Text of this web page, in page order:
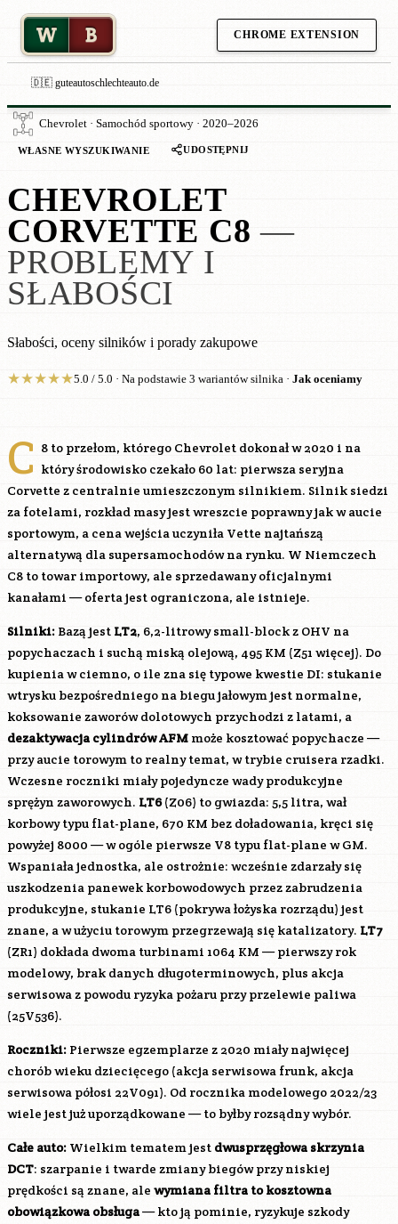
W B CHROME EXTENSION
🇩🇪 guteautoschlechteauto.de
Chevrolet · Samochód sportowy · 2020–2026
WŁASNE WYSZUKIWANIE UDOSTĘPNIJ
CHEVROLET
CORVETTE C8 —
PROBLEMY I
SŁABOŚCI
Słabości, oceny silników i porady zakupowe
★★★★★5.0 / 5.0 · Na podstawie 3 wariantów silnika · Jak oceniamy
C 8 to przełom, którego Chevrolet dokonał w 2020 i na
który środowisko czekało 60 lat: pierwsza seryjna
Corvette z centralnie umieszczonym silnikiem. Silnik siedzi
za fotelami, rozkład masy jest wreszcie poprawny jak w aucie
sportowym, a cena wejścia uczyniła Vette najtańszą
alternatywą dla supersamochodów na rynku. W Niemczech
C8 to towar importowy, ale sprzedawany oficjalnymi
kanałami — oferta jest ograniczona, ale istnieje.
Silniki: Bazą jest LT2, 6,2-litrowy small-block z OHV na
popychaczach i suchą miską olejową, 495 KM (Z51 więcej). Do
kupienia w ciemno, o ile zna się typowe kwestie DI: stukanie
wtrysku bezpośredniego na biegu jałowym jest normalne,
koksowanie zaworów dolotowych przychodzi z latami, a
dezaktywacja cylindrów AFM może kosztować popychacze —
przy aucie torowym to realny temat, w trybie cruisera rzadki.
Wczesne roczniki miały pojedyncze wady produkcyjne
sprężyn zaworowych. LT6(Z06) to gwiazda: 5,5 litra, wał
korbowy typu flat-plane, 670 KM bez doładowania, kręci się
powyżej 8000 — w ogóle pierwsze V8 typu flat-plane w GM.
Wspaniała jednostka, ale ostrożnie: wcześnie zdarzały się
uszkodzenia panewek korbowodowych przez zabrudzenia
produkcyjne, stukanie LT6 (pokrywa łożyska rozrządu) jest
znane, a w użyciu torowym przegrzewają się katalizatory. LT7
(ZR1) dokłada dwoma turbinami 1064 KM — pierwszy rok
modelowy, brak danych długoterminowych, plus akcja
serwisowa z powodu ryzyka pożaru przy przelewie paliwa
(25V536).
Roczniki: Pierwsze egzemplarze z 2020 miały najwięcej
chorób wieku dziecięcego (akcja serwisowa frunk, akcja
serwisowa półosi 22V091). Od rocznika modelowego 2022/23
wiele jest już uporządkowane — to byłby rozsądny wybór.
Całe auto: Wielkim tematem jest dwusprzęgłowa skrzynia
DCT: szarpanie i twarde zmiany biegów przy niskiej
prędkości są znane, ale wymiana filtra to kosztowna
obowiązkowa obsługa— kto ją pominie, ryzykuje szkody